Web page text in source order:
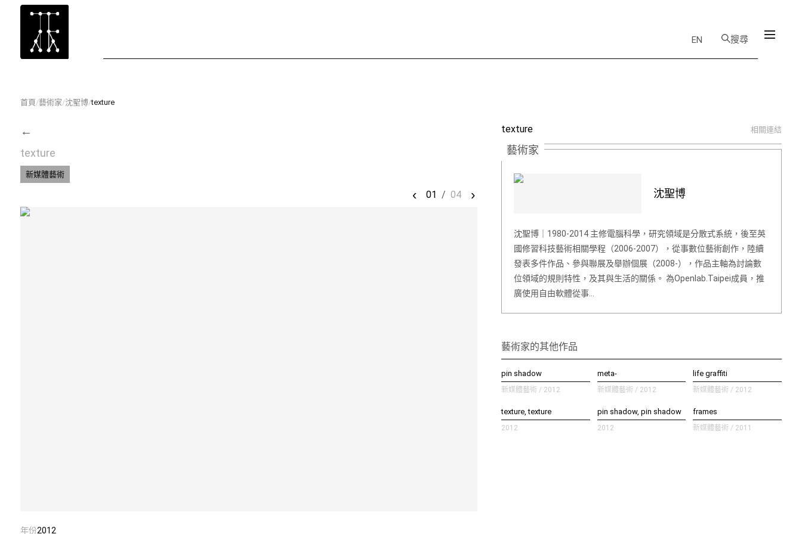
EN 搜尋
首頁/藝術家/沈聖博/texture
←
texture
新媒體藝術
‹ 01 / 04 ›
年份2012
texture 相關連結
藝術家
沈聖博
沈聖博｜1980-2014 主修電腦科學，研究領域是分散式系統，後至英
國修習科技藝術相關學程（2006-2007），從事數位藝術創作，陸續
發表多件作品、參與聯展及舉辦個展（2008-），作品主軸為討論數
位領域的規則特性，及其與生活的關係。 為Openlab.Taipei成員，推
廣使用自由軟體從事…
藝術家的其他作品
pin shadow
新媒體藝術 / 2012
meta-
新媒體藝術 / 2012
life graffiti
新媒體藝術 / 2012
texture, texture
2012
pin shadow, pin shadow
2012
frames
新媒體藝術 / 2011